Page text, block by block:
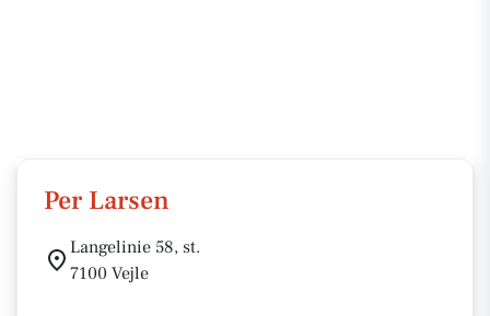
Per Larsen
Langelinie 58, st.
7100 Vejle